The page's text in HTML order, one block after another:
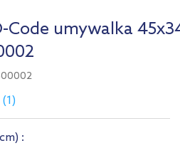
Code umywalka
(1)
: